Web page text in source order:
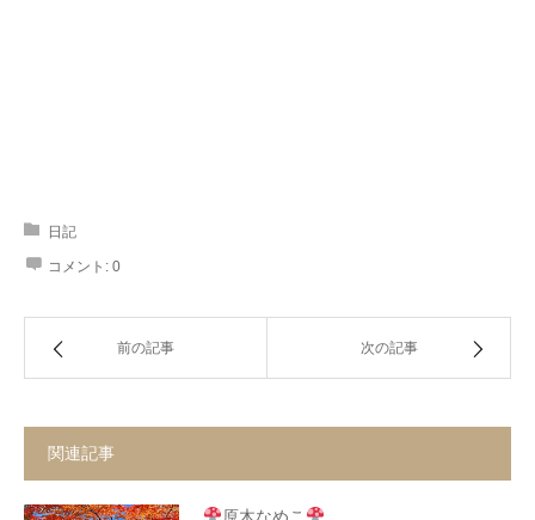
日記
コメント: 0
前の記事 次の記事
関連記事
原木なめこ